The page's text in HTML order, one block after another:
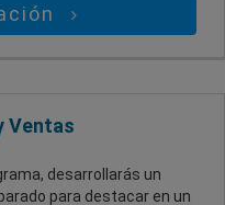
Ventas
desarrollarás un
para destacar en un